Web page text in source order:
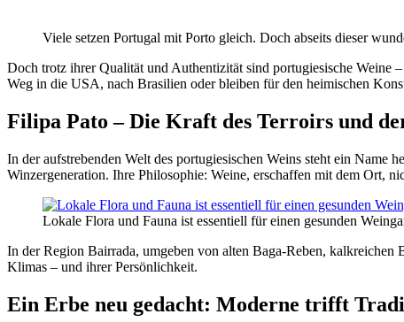
Viele setzen Portugal mit Porto gleich. Doch abseits dieser
Doch trotz ihrer Qualität und Authentizität sind portugiesische Weine
Weg in die USA, nach Brasilien oder bleiben für den heimischen
Filipa Pato – Die Kraft des Terroirs und
In der aufstrebenden Welt des portugiesischen Weins steht ein Name
Winzergeneration. Ihre Philosophie: Weine, erschaffen mit dem Ort,
Lokale Flora und Fauna ist essentiell für einen gesunden
In der Region Bairrada, umgeben von alten Baga-Reben,
Klimas – und ihrer Persönlichkeit.
Ein Erbe neu gedacht: Moderne trifft